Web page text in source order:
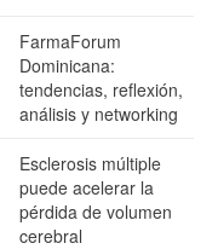
FarmaForum
Dominicana:
tendencias, reflexión,
análisis y networking
Esclerosis múltiple
puede acelerar la
pérdida de volumen
cerebral